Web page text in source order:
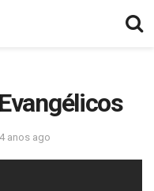
4 anos ago